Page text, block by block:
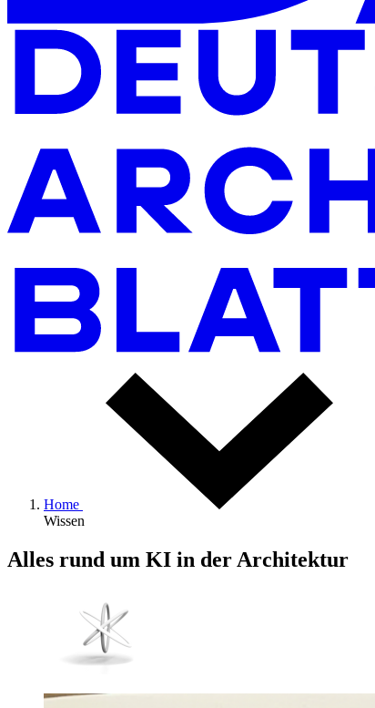
Home
Wissen
Alles rund um KI in der Architektur